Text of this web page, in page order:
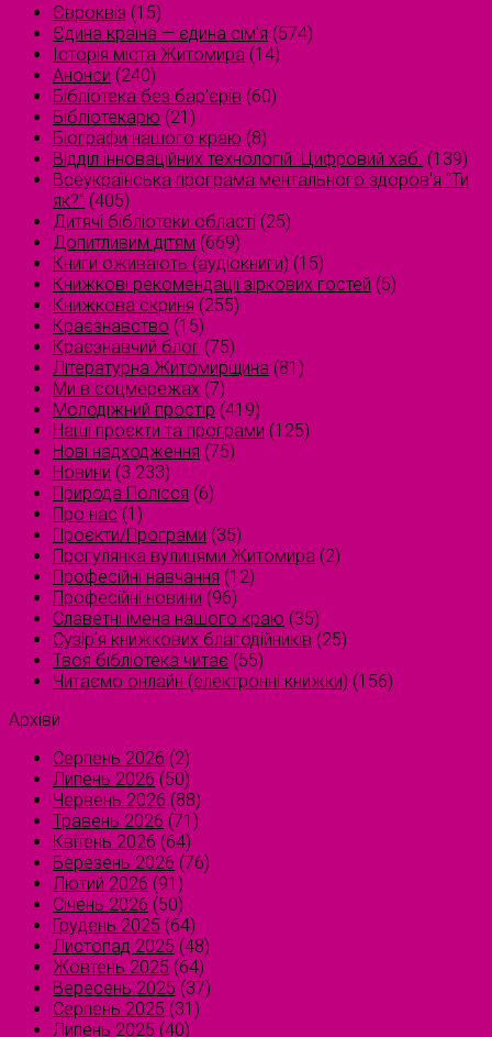
Євроквіз (15)
Єдина країна — єдина сім’я (574)
Історія міста Житомира (14)
Анонси (240)
Бібліотека без бар'єрів (60)
Бібліотекарю (21)
Біографи нашого краю (8)
Відділ інноваційних технологій. Цифровий хаб. (139)
Всеукраїнська програма ментального здоров'я "Ти
як?" (405)
Дитячі бібліотеки області (25)
Допитливим дітям (669)
Книги оживають (аудіокниги) (15)
Книжкові рекомендації зіркових гостей (5)
Книжкова скриня (255)
Краєзнавство (15)
Краєзнавчий блог (75)
Літературна Житомирщина (81)
Ми в соцмережах (7)
Молодіжний простір (419)
Наші проєкти та програми (125)
Нові надходження (75)
Новини (3 233)
Природа Полісся (6)
Про нас (1)
Проєкти/Програми (35)
Прогулянка вулицями Житомира (2)
Професійні навчання (12)
Професійні новини (96)
Славетні імена нашого краю (35)
Сузірʼя книжкових благодійників (25)
Твоя бібліотека читає (55)
Читаємо онлайн (електронні книжки) (156)
Архіви
Серпень 2026 (2)
Липень 2026 (50)
Червень 2026 (88)
Травень 2026 (71)
Квітень 2026 (64)
Березень 2026 (76)
Лютий 2026 (91)
Січень 2026 (50)
Грудень 2025 (64)
Листопад 2025 (48)
Жовтень 2025 (64)
Вересень 2025 (37)
Серпень 2025 (31)
Липень 2025 (40)